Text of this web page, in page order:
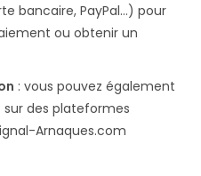
bancaire, PayPal…) pour
ou obtenir un
: vous pouvez également
des plateformes
Arnaques.com